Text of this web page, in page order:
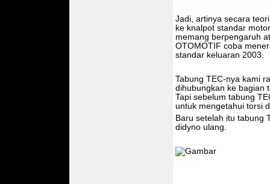
Jadi, artinya secara
ke knalpot standar
memang berpengaruh
OTOMOTIF coba
standar keluaran 2003.
Tabung TEC-nya kami
dihubungkan ke bagian
Tapi sebelum tabung
untuk mengetahui torsi
Baru setelah itu tabung
didyno ulang.